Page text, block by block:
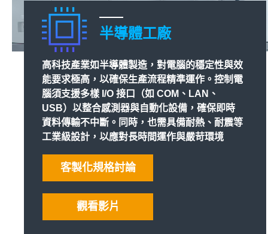
半導體工廠
高科技產業如半導體製造，對電腦的穩定性與效
能要求極高，以確保生產流程精準運作。控制電
腦須支援多樣 I/O 接口（如 COM、LAN、
USB）以整合感測器與自動化設備，確保即時
資料傳輸不中斷。同時，也需具備耐熱、耐震等
工業級設計，以應對長時間運作與嚴苛環境
客製化規格討論
觀看影片